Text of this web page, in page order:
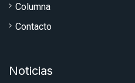
Columna
Contacto
Noticias